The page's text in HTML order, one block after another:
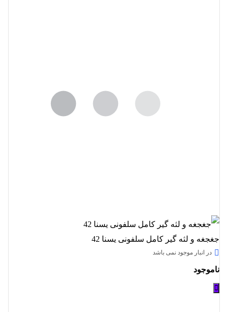
جغجغه و لثه گیر کامل سلفونی یسنا 42
در انبار موجود نمی باشد
ناموجود